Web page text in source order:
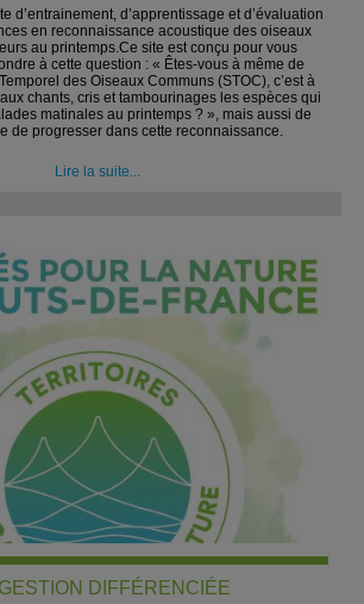
d’entrainement, d’apprentissage et d’évaluation
en reconnaissance acoustique des oiseaux
au printemps.Ce site est conçu pour vous
à cette question : « Êtes-vous à même de
des Oiseaux Communs (STOC), c’est à
chants, cris et tambourinages les espèces qui
matinales au printemps ? », mais aussi de
de progresser dans cette reconnaissance.
Lire la suite...
DIFFÉRENCIÉE